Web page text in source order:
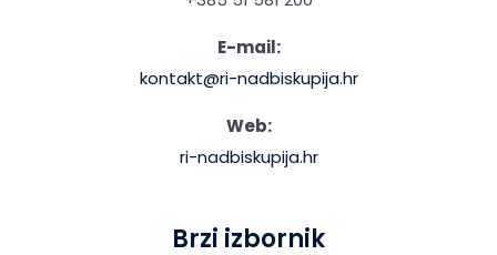
E-mail:
kontakt@ri-nadbiskupija.hr
Web:
ri-nadbiskupija.hr
Brzi izbornik